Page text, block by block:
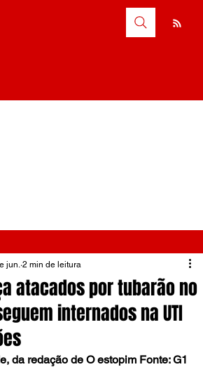
atacados por tubarão no
internados na UTI
jun. 2 min de leitura
da redação de O estopim Fonte: G1